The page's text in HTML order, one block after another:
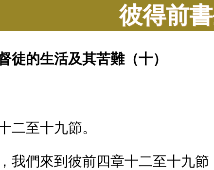
彼得前
的生活及其苦難（十）
二至十九節。
我們來到彼前四章十二至十九